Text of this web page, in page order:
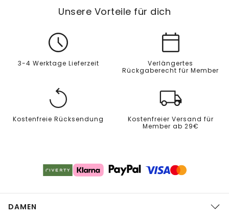
Unsere Vorteile für dich
3-4 Werktage Lieferzeit
Verlängertes
Rückgaberecht für Member
Kostenfreie Rücksendung
Kostenfreier Versand für
Member ab 29€
DAMEN